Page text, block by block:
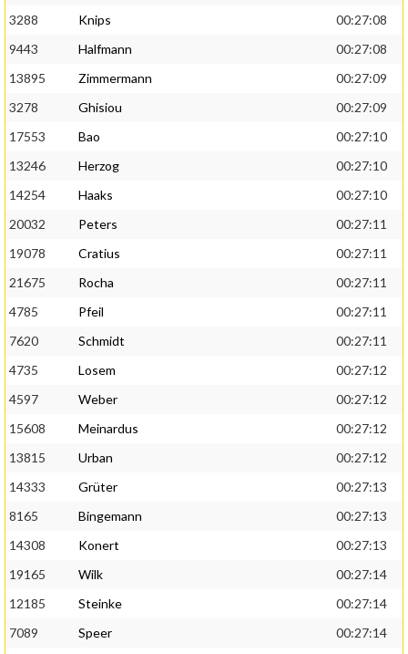
3288
Knips
00:27:08
9443
Halfmann
00:27:08
13895
Zimmermann
00:27:09
3278
Ghisiou
00:27:09
17553
Bao
00:27:10
13246
Herzog
00:27:10
14254
Haaks
00:27:10
20032
Peters
00:27:11
19078
Cratius
00:27:11
21675
Rocha
00:27:11
4785
Pfeil
00:27:11
7620
Schmidt
00:27:11
4735
Losem
00:27:12
4597
Weber
00:27:12
15608
Meinardus
00:27:12
13815
Urban
00:27:12
14333
Grüter
00:27:13
8165
Bingemann
00:27:13
14308
Konert
00:27:13
19165
Wilk
00:27:14
12185
Steinke
00:27:14
7089
Speer 00:27:14